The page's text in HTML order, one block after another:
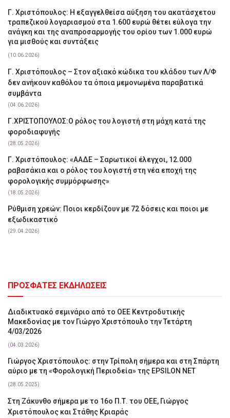
Γ. Χριστόπουλος: Η εξαγγελθείσα αύξηση του ακατάσχετου
τραπεζικού λογαριασμού στα 1.600 ευρώ θέτει εύλογα την
ανάγκη και της αναπροσαρμογής του ορίου των 1.000 ευρώ
για μισθούς και συντάξεις
(10.06.2026)
Γ. Χριστόπουλος – Στον αξιακό κώδικα του κλάδου των Λ/Φ
δεν ανήκουν καθόλου τα όποια μεμονωμένα παραβατικά
συμβάντα
(04.06.2026)
Γ.ΧΡΙΣΤΟΠΟΥΛΟΣ:Ο ρόλος του λογιστή στη μάχη κατά της
φοροδιαφυγής
(28.05.2026)
Γ. Χριστόπουλος: «ΑΑΔΕ – Σαρωτικοί έλεγχοι, 12.000
ραβασάκια και ο ρόλος του λογιστή στη νέα εποχή της
φορολογικής συμμόρφωσης»
(18.05.2026)
Ρύθμιση χρεών: Ποιοι κερδίζουν με 72 δόσεις και ποιοι με
εξωδικαστικό
(29.04.2026)
ΠΡΟΣΦΑΤΕΣ ΕΚΔΗΛΩΣΕΙΣ
Διαδικτυακό σεμινάριο από το ΟΕΕ Κεντροδυτικής
Μακεδονίας με τον Γιώργο Χριστόπουλο την Τετάρτη
4/03/2026
(04.03.2026)
Γιώργος Χριστόπουλος: στην Τρίπολη σήμερα και στη Σπάρτη
αύριο με τη «Φορολογική Περιοδεία» της EPSILON NET
(28.05.2025)
Στη Ζάκυνθο σήμερα με το 16ο Π.Τ. του ΟΕΕ, Γιώργος
Χριστόπουλος και Στάθης Κριαράς